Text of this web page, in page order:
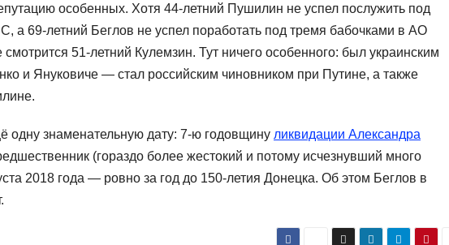
особенных. Хотя 44-летний Пушилин не успел послужить под
а 69-летний Беглов не успел поработать под тремя бабочками в АО
51-летний Кулемзин. Тут ничего особенного: был украинским
и Януковиче — стал российским чиновником при Путине, а также
одну знаменательную дату: 7-ю годовщину ликвидации Александра
(гораздо более жестокий и потому исчезнувший много
2018 года — ровно за год до 150-летия Донецка. Об этом Беглов в